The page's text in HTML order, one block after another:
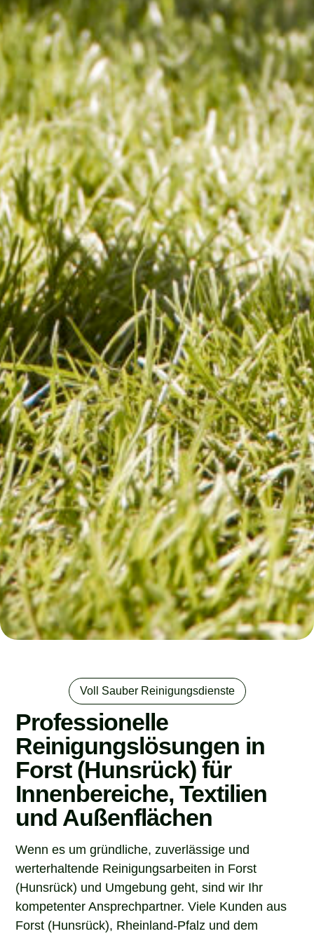
Voll Sauber Reinigungsdienste
Professionelle
Reinigungslösungen in
Forst (Hunsrück) für
Innenbereiche, Textilien
und Außenflächen
Wenn es um gründliche, zuverlässige und
werterhaltende Reinigungsarbeiten in Forst
(Hunsrück) und Umgebung geht, sind wir Ihr
kompetenter Ansprechpartner. Viele Kunden aus
Forst (Hunsrück), Rheinland-Pfalz und dem